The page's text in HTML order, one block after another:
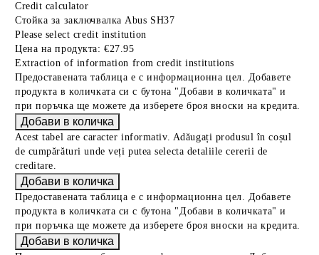
Credit calculator
Стойка за заключвалка Abus SH37
Please select credit institution
Цена на продукта: €27.95
Extraction of information from credit institutions
Предоставената таблица е с информационна цел. Добавете
продукта в количката си с бутона "Добави в количката" и
при поръчка ще можете да изберете броя вноски на кредита.
Acest tabel are caracter informativ. Adăugați produsul în coșul
de cumpărături unde veți putea selecta detaliile cererii de
creditare.
Предоставената таблица е с информационна цел. Добавете
продукта в количката си с бутона "Добави в количката" и
при поръчка ще можете да изберете броя вноски на кредита.